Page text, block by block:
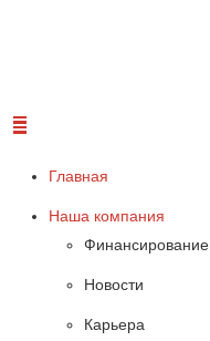
Главная
Наша компания
Финансирование
Новости
Карьера